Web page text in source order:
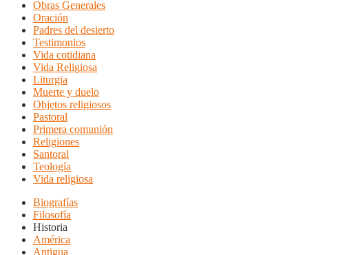
Obras Generales
Oración
Padres del desierto
Testimonios
Vida cotidiana
Vida Religiosa
Liturgia
Muerte y duelo
Objetos religiosos
Pastoral
Primera comunión
Religiones
Santoral
Teología
Vida religiosa
Biografías
Filosofía
Historia
América
Antigua